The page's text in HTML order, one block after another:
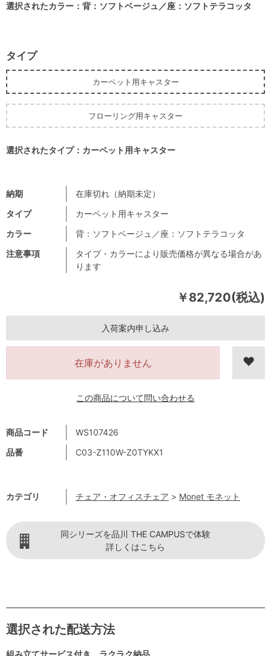
￥82,720(税込)
商品コード
WS107426
品番
C03-Z110W-Z0TYKX1
カテゴリ チェア・オフィスチェア > Monet モネット
注意事項
タイプ・カラーにより販売価格が異なる場合があ
ります
納期
在庫切れ（納期未定）
タイプ
カーペット用キャスター
カラー
背：ソフトベージュ／座：ソフトテラコッタ
選択されたカラー：背：ソフトベージュ／座：ソフトテラコッタ
タイプ
カーペット用キャスター
フローリング用キャスター
選択されたタイプ：カーペット用キャスター
入荷案内申し込み
在庫がありません
この商品について問い合わせる
同シリーズを品川 THE CAMPUSで体験
詳しくはこちら
選択された配送方法